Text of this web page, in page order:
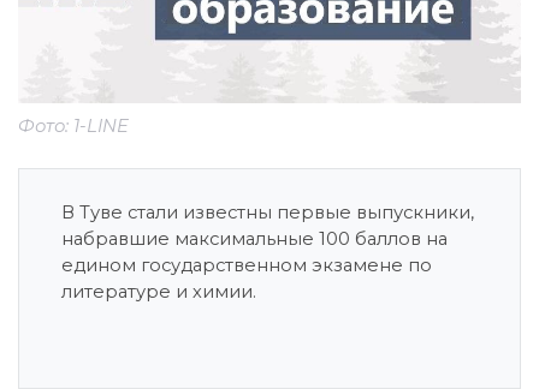
Фото: 1-LINE
В Туве стали известны первые выпускники,
набравшие максимальные 100 баллов на
едином государственном экзамене по
литературе и химии.